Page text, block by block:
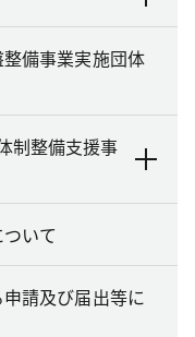
備事業実施団体
制整備支援事
いて
請及び届出等に